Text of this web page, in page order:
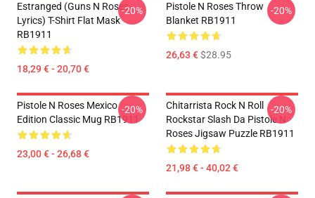
Estranged (Guns N Roses
Lyrics) T-Shirt Flat Mask
RB1911
18,29 € - 20,70 €
-20%
Pistole N Roses Throw
Blanket RB1911
26,63 €$28.95
-20%
Pistole N Roses Mexico
Edition Classic Mug RB1911
23,00 € - 26,68 €
-20%
Chitarrista Rock N Roll
Rockstar Slash Da Pistole N
Roses Jigsaw Puzzle RB1911
21,98 € - 40,02 €
-20%